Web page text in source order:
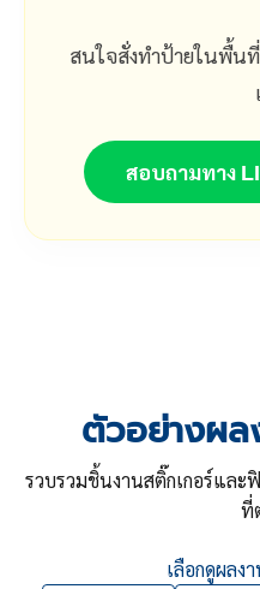
สนใจสั่งทำป้ายในพื้น
สอบถามทาง
ตัวอย่างผ
รวบรวมชิ้นงานสติ๊กเกอร์และ
ที่
เลือกดูผลง